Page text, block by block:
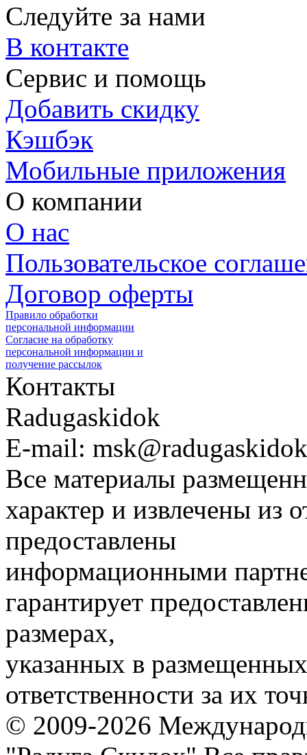
Следуйте за нами
В контакте
Сервис и помощь
Добавить скидку
Кэшбэк
Мобильные приложения
О компании
О нас
Пользовательское
Договор оферты
Правило обработки
персональной информации
Согласие на обработку
персональной информации и
получение рассылок
Контакты
Radugaskidok
E-mail:
Все материалы
характер и извлечены из
предоставлены
информационными
гарантирует
размерах,
указанных в
ответственности за их
© 2009-2026